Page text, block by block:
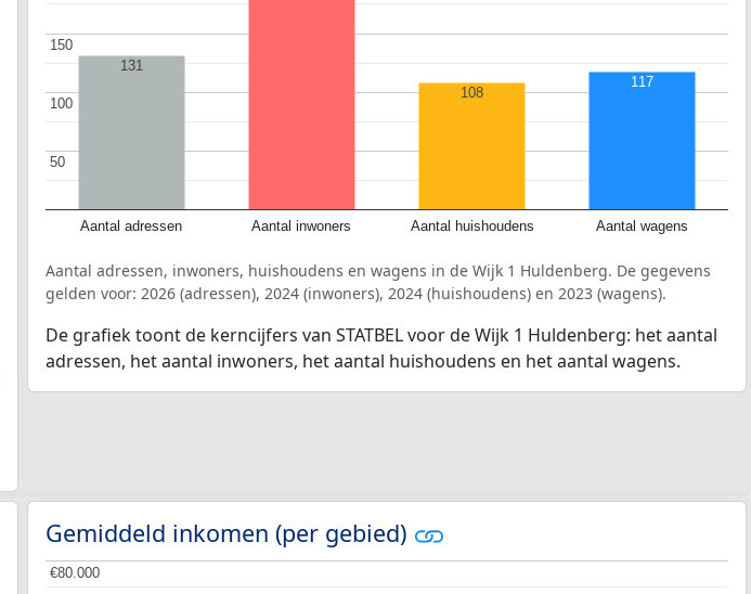
Aantal adressen Aantal inwoners Aantal huishoudens Aantal wagens
50
50
100
100
150
150
131
108
117
Aantal adressen, inwoners, huishoudens en wagens in de Wijk 1 Huldenberg. De gegevens
gelden voor: 2026 (adressen), 2024 (inwoners), 2024 (huishoudens) en 2023 (wagens).
De grafiek toont de kerncijfers van STATBEL voor de Wijk 1 Huldenberg: het aantal
adressen, het aantal inwoners, het aantal huishoudens en het aantal wagens.
Gemiddeld inkomen (per gebied)
€80.000
€80.000